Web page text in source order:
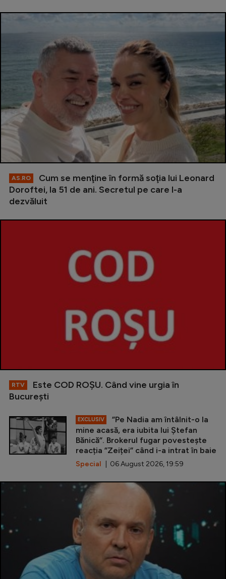
AS.RO
Cum se menţine în formă soţia lui Leonard
Doroftei, la 51 de ani. Secretul pe care l-a
dezvăluit
RTV
Este COD ROŞU. Când vine urgia în
Bucureşti
EXCLUSIV
”Pe Nadia am întâlnit-o la
mine acasă, era iubita lui Ștefan
Bănică”. Brokerul fugar povestește
reacția ”Zeiței” când i-a intrat în baie
Special | 06 August 2026, 19:59